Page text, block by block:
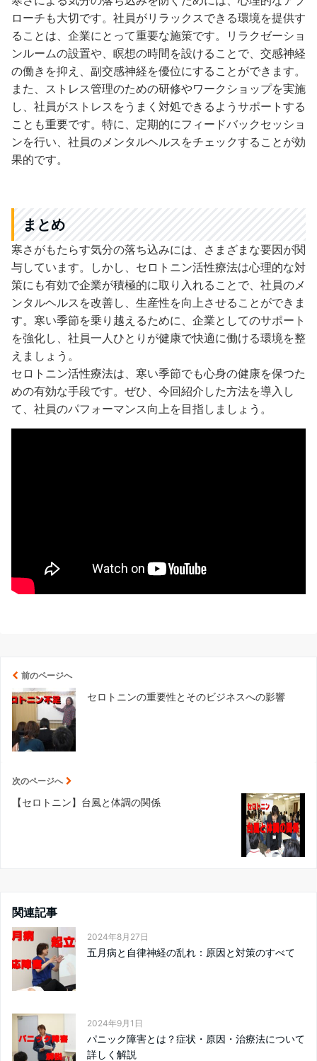
ローチも大切です。社員がリラックスできる環境を提供す
ることは、企業にとって重要な施策です。リラクゼーショ
ンルームの設置や、瞑想の時間を設けることで、交感神経
の働きを抑え、副交感神経を優位にすることができます。
また、ストレス管理のための研修やワークショップを実施
し、社員がストレスをうまく対処できるようサポートする
ことも重要です。特に、定期的にフィードバックセッショ
ンを行い、社員のメンタルヘルスをチェックすることが効
果的です。
まとめ
寒さがもたらす気分の落ち込みには、さまざまな要因が関
与しています。しかし、セロトニン活性療法は心理的な対
策にも有効で企業が積極的に取り入れることで、社員のメ
ンタルヘルスを改善し、生産性を向上させることができま
す。寒い季節を乗り越えるために、企業としてのサポート
を強化し、社員一人ひとりが健康で快適に働ける環境を整
えましょう。
セロトニン活性療法は、寒い季節でも心身の健康を保つた
めの有効な手段です。ぜひ、今回紹介した方法を導入し
て、社員のパフォーマンス向上を目指しましょう。
前のページへ
セロトニンの重要性とそのビジネスへの影響
次のページへ
【セロトニン】台風と体調の関係
関連記事
2024年8月27日
五月病と自律神経の乱れ：原因と対策のすべて
2024年9月1日
パニック障害とは？症状・原因・治療法について
詳しく解説